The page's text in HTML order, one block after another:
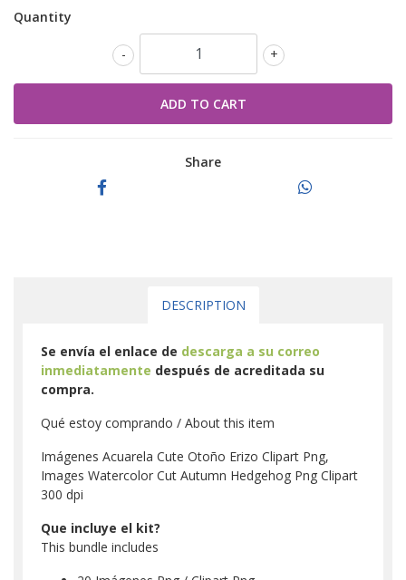
Quantity
+
-
Share
DESCRIPTION
Se envía el enlace de descarga a su correo
inmediatamente después de acreditada su
compra.
Qué estoy comprando / About this item
Imágenes Acuarela Cute Otoño Erizo Clipart Png,
Images Watercolor Cut Autumn Hedgehog Png Clipart
300 dpi
Que incluye el kit?
This bundle includes